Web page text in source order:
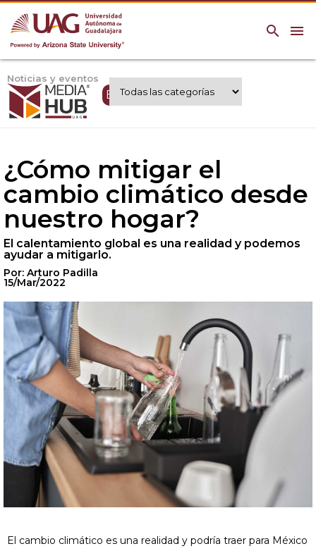
menu
search
Noticias y eventos
Expertos UAG
¿Cómo mitigar el
cambio climático desde
nuestro hogar?
El calentamiento global es una realidad y podemos
ayudar a mitigarlo.
Por: Arturo Padilla
15/Mar/2022
El cambio climático es una realidad y podría traer para México